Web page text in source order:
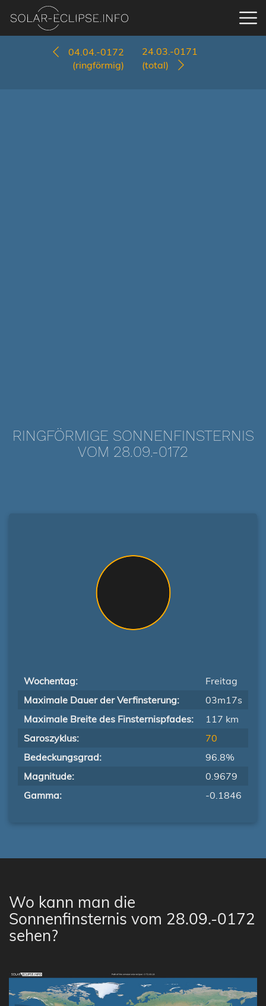
04.04.-0172
(ringförmig)
24.03.-0171
(total)
RINGFÖRMIGE SONNENFINSTERNIS
VOM 28.09.-0172
Wochentag:
Freitag
Maximale Dauer der Verfinsterung:
03m17s
Maximale Breite des Finsternispfades:
117 km
Saroszyklus:
70
Bedeckungsgrad:
96.8%
Magnitude:
0.9679
Gamma:
-0.1846
Wo kann man die
Sonnenfinsternis vom 28.09.-0172
sehen?